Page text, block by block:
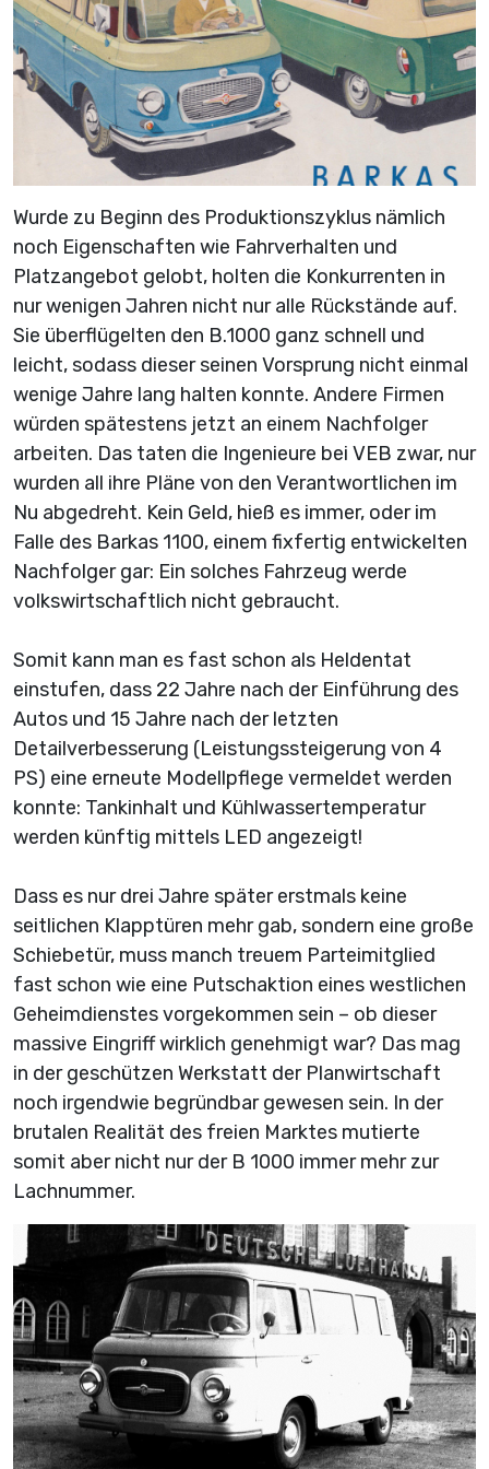
Wurde zu Beginn des Produktionszyklus nämlich
noch Eigenschaften wie Fahrverhalten und
Platzangebot gelobt, holten die Konkurrenten in
nur wenigen Jahren nicht nur alle Rückstände auf.
Sie überflügelten den B.1000 ganz schnell und
leicht, sodass dieser seinen Vorsprung nicht einmal
wenige Jahre lang halten konnte. Andere Firmen
würden spätestens jetzt an einem Nachfolger
arbeiten. Das taten die Ingenieure bei VEB zwar, nur
wurden all ihre Pläne von den Verantwortlichen im
Nu abgedreht. Kein Geld, hieß es immer, oder im
Falle des Barkas 1100, einem fixfertig entwickelten
Nachfolger gar: Ein solches Fahrzeug werde
volkswirtschaftlich nicht gebraucht.
Somit kann man es fast schon als Heldentat
einstufen, dass 22 Jahre nach der Einführung des
Autos und 15 Jahre nach der letzten
Detailverbesserung (Leistungssteigerung von 4
PS) eine erneute Modellpflege vermeldet werden
konnte: Tankinhalt und Kühlwassertemperatur
werden künftig mittels LED angezeigt!
Dass es nur drei Jahre später erstmals keine
seitlichen Klapptüren mehr gab, sondern eine große
Schiebetür, muss manch treuem Parteimitglied
fast schon wie eine Putschaktion eines westlichen
Geheimdienstes vorgekommen sein – ob dieser
massive Eingriff wirklich genehmigt war? Das mag
in der geschützen Werkstatt der Planwirtschaft
noch irgendwie begründbar gewesen sein. In der
brutalen Realität des freien Marktes mutierte
somit aber nicht nur der B 1000 immer mehr zur
Lachnummer.